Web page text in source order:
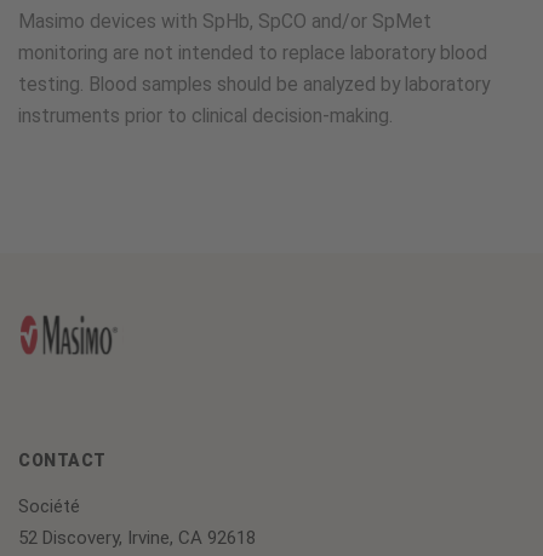
Masimo devices with SpHb, SpCO and/or SpMet
monitoring are not intended to replace laboratory blood
testing. Blood samples should be analyzed by laboratory
instruments prior to clinical decision-making.
CONTACT
Société
52 Discovery, Irvine, CA 92618